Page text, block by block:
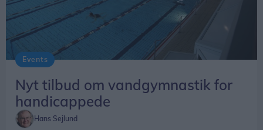
Events
Nyt tilbud om vandgymnastik for
handicappede
Hans Sejlund